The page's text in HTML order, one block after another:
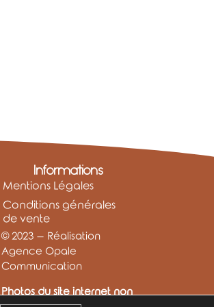
Informations
Mentions Légales
Conditions générales
de vente
© 2023 – Réalisation
Agence Opale
Communication
Photos du site internet non